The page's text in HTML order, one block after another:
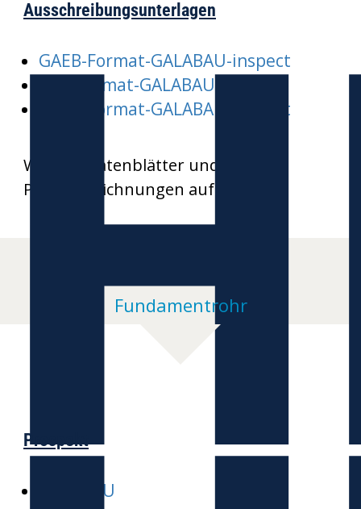
Ausschreibungsunterlagen
GAEB-Format-GALABAU-inspect
PDF-Format-GALABAU-inspect
Word-Format-GALABAU-inspect
Weitere Datenblätter und
Produktzeichnungen auf Anfrage
Fundamentrohr
Prospekt
HEKABAU